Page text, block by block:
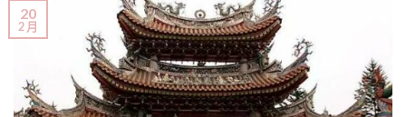
20
2 月